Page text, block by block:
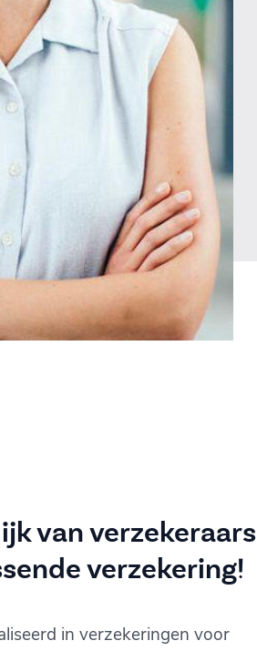
van verzekeraars
verzekering!
in verzekeringen voor